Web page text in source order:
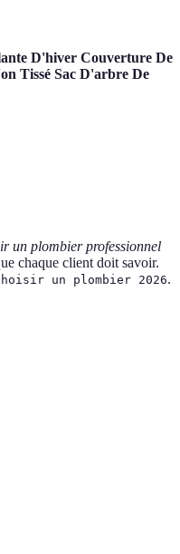
D'hiver Couverture De
Tissé Sac D'arbre De
un plombier professionnel
chaque client doit savoir.
un plombier 2026.